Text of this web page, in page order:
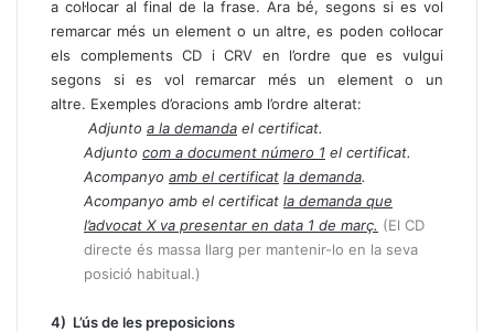
a col·locar al final de la frase. Ara bé, segons si es vol
remarcar més un element o un altre, es poden col·locar
els complements CD i CRV en l’ordre que es vulgui
segons si es vol remarcar més un element o un
altre. Exemples d’oracions amb l’ordre alterat:
Adjunto a la demanda el certificat.
Adjunto com a document número 1 el certificat.
Acompanyo amb el certificat la demanda.
Acompanyo amb el certificat la demanda que
l’advocat X va presentar en data 1 de març. (El CD
directe és massa llarg per mantenir-lo en la seva
posició habitual.)
4) L’ús de les preposicions